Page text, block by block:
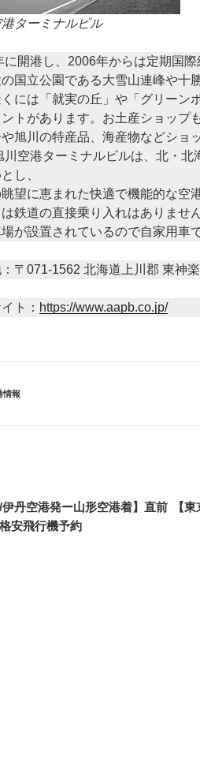
ターミナルビル
に開港し、2006年からは定期国
国立公園である大雪山連峰や十
には「就実の丘」や「グリーン
トがあります。お土産ショップ
旭川の特産品、海産物などショ
川空港ターミナルビルは、北・北
し、
眺望に恵まれた快適で機能的な空
鉄道の直接乗り入れはありませ
が設置されているので自家用車
：〒071-1562 北海道上川郡 東神
ト： https://www.aapb.co.jp/
情報
/伊丹空港発ー山形空港着】直前
安飛行機予約
【